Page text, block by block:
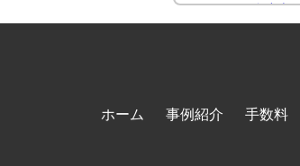
7月23日 金小売
7月21日 金小売
7月17日 金小売
7月15日 金小売
7月14日 金小売
ホーム 事例紹介 手数料